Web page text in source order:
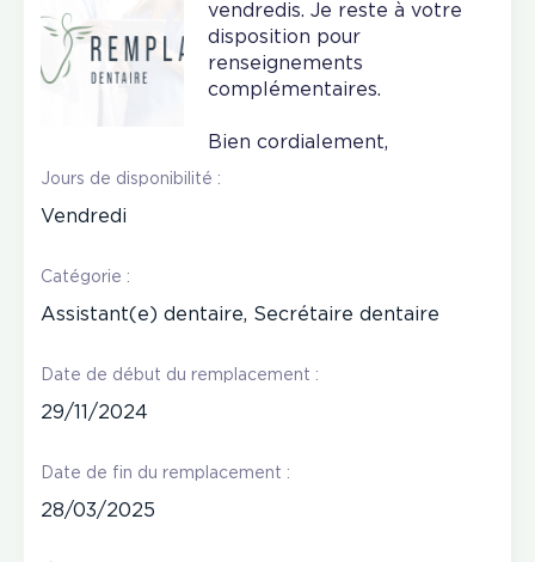
vendredis. Je reste à votre
disposition pour
renseignements
complémentaires.
Bien cordialement,
Jours de disponibilité :
Vendredi
Catégorie :
Assistant(e) dentaire, Secrétaire dentaire
Date de début du remplacement :
29/11/2024
Date de fin du remplacement :
28/03/2025